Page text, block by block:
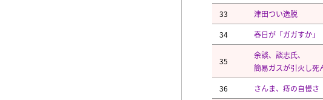
33 津田つい逸脱
34
春日が「ガガすか」
35
余談、談志氏、
簡易ガスが引火し死
36 さんま、痔の自慢さ